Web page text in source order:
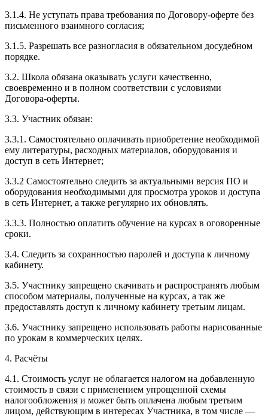
3.1.4. Не уступать права требования по Договору-оферте без
письменного взаимного согласия;
3.1.5. Разрешать все разногласия в обязательном досудебном
порядке.
3.2. Школа обязана оказывать услуги качественно,
своевременно и в полном соответствии с условиями
Договора-оферты.
3.3. Участник обязан:
3.3.1. Cамостоятельно оплачивать приобретение необходимой
ему литературы, расходных материалов, оборудования и
доступ в сеть Интернет;
3.3.2 Самостоятельно следить за актуальными версия ПО и
оборудования необходимыми для просмотра уроков и доступа
в сеть Интернет, а также регулярно их обновлять.
3.3.3. Полностью оплатить обучение на курсах в оговоренные
сроки.
3.4. Следить за сохранностью паролей и доступа к личному
кабинету.
3.5. Участнику запрещено скачивать и распространять любым
способом материалы, полученные на курсах, а так же
предоставлять доступ к личному кабинету третьим лицам.
3.6. Участнику запрещено использовать работы нарисованные
по урокам в коммерческих целях.
4. Расчёты
4.1. Cтоимость услуг не облагается налогом на добавленную
стоимость в связи с применением упрощенной схемы
налогообложения и может быть оплачена любым третьим
лицом, действующим в интересах Участника, в том числе —